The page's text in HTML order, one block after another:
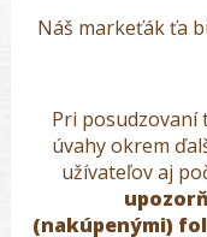
Náš markeťák ťa
Pri posudzovaní
úvahy okrem
užívateľov aj
(nakúpenými)